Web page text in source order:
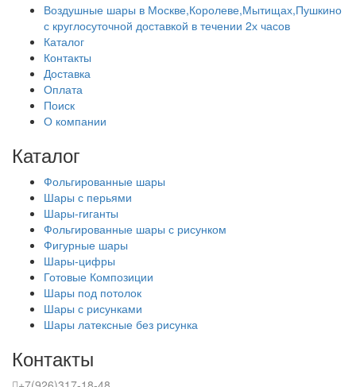
Воздушные шары в Москве,Королеве,Мытищах,Пушкино
с круглосуточной доставкой в течении 2х часов
Каталог
Контакты
Доставка
Оплата
Поиск
О компании
Каталог
Фольгированные шары
Шары с перьями
Шары-гиганты
Фольгированные шары с рисунком
Фигурные шары
Шары-цифры
Готовые Композиции
Шары под потолок
Шары с рисунками
Шары латексные без рисунка
Контакты